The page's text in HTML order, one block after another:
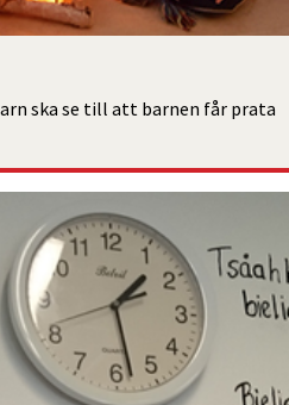
ska se till att barnen får prata